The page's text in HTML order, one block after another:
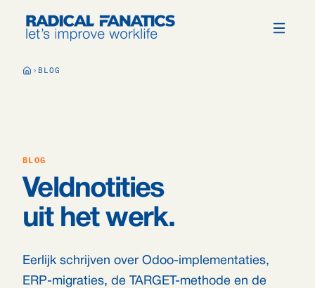
BLOG
BLOG
Veldnotities
uit het werk.
Eerlijk schrijven over Odoo-implementaties,
ERP-migraties, de TARGET-methode en de